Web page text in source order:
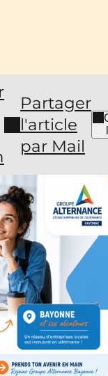
Partager
l'article
par Mail